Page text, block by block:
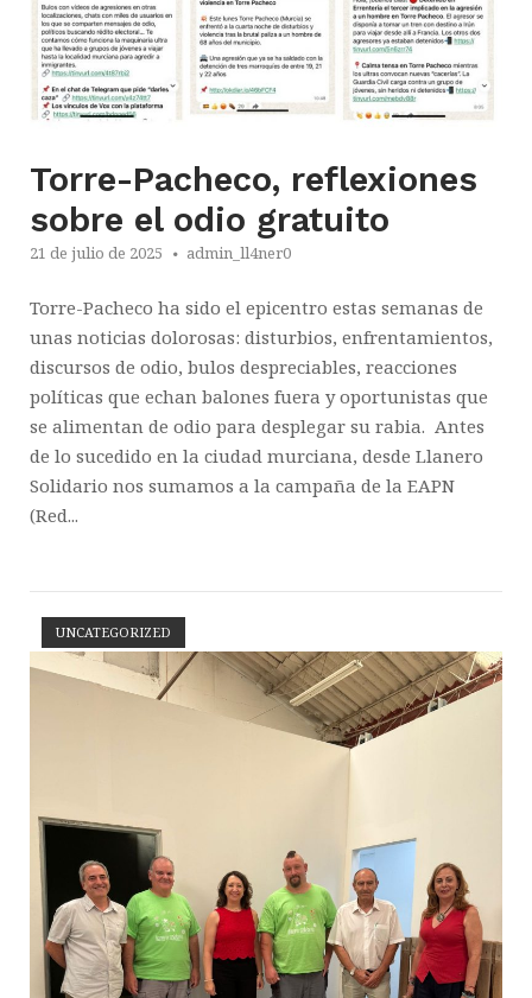
Torre-Pacheco, reflexiones
sobre el odio gratuito
21 de julio de 2025 admin_ll4ner0
Torre-Pacheco ha sido el epicentro estas semanas de
unas noticias dolorosas: disturbios, enfrentamientos,
discursos de odio, bulos despreciables, reacciones
políticas que echan balones fuera y oportunistas que
se alimentan de odio para desplegar su rabia. Antes
de lo sucedido en la ciudad murciana, desde Llanero
Solidario nos sumamos a la campaña de la EAPN
(Red...
UNCATEGORIZED
Abrir la entrada